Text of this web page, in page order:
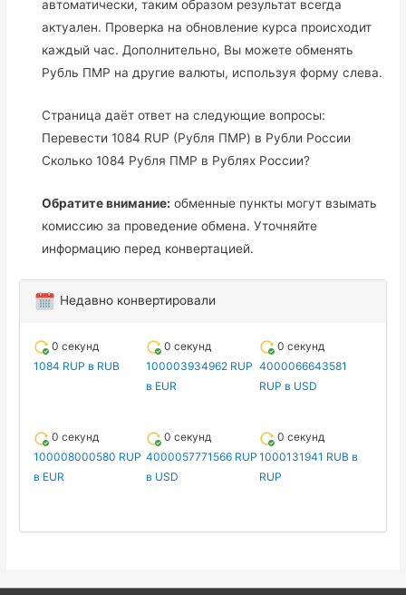
автоматически, таким образом результат всегда
актуален. Проверка на обновление курса происходит
каждый час. Дополнительно, Вы можете обменять
Рубль ПМР на другие валюты, используя форму слева.
Страница даёт ответ на следующие вопросы:
Перевести 1084 RUP (Рубля ПМР) в Рубли России
Сколько 1084 Рубля ПМР в Рублях России?
Обратите внимание: обменные пункты могут взымать
комиссию за проведение обмена. Уточняйте
информацию перед конвертацией.
Недавно конвертировали
0 секунд
1084 RUP в RUB
0 секунд
100003934962 RUP
в EUR
0 секунд
4000066643581
RUP в USD
0 секунд
100008000580 RUP
в EUR
0 секунд
4000057771566 RUP
в USD
0 секунд
1000131941 RUB в
RUP